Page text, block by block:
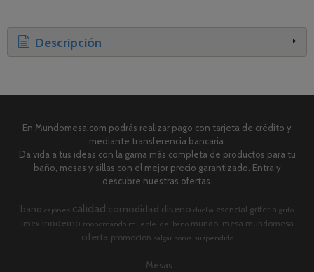
Descripción
En Mundomesa.com podrás realizar pago con tarjeta de crédito y
mediante transferencia bancaria.
Da vida a tus ideas con la gama más completa de productos para tu
baño, mesas y sillas con el mejor precio garantizado. Entra y
descubre nuestras ofertas.
bano cajones calidad comodidad diseno ducha esencial griferia grifo
imex moderno monomando mueble-de-bano mundo-mesa mundomesa
oferta promocion salgar sonia suspendido
Mesas